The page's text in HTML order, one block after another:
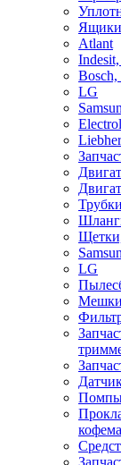
Atlant
Bosch,
LG
Трубки
LG